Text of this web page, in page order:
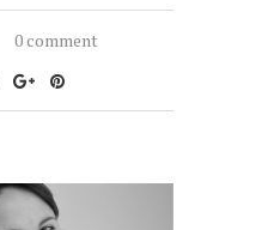
0 comment